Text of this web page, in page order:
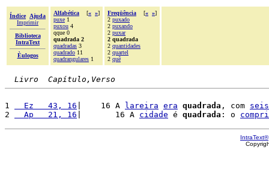
Índice
Ajuda
Imprimir
Biblioteca
IntraText
Èulogos
Alfabética [« »]
puxe 1
puxou 4
qque 0
quadrada 2
quadradas 3
quadrado 11
quadrangulares 1
Freqüência [« »]
2 puxado
2 puxando
2 puxar
2 quadrada
2 quantidades
2 quartel
2 quê
Livro  Capítulo,Verso
1
  Ez   43, 16
|    16 A lareira era quadrada , com seis
2
  Ap   21, 16
|       16 A cidade é quadrada : o
IntraText®